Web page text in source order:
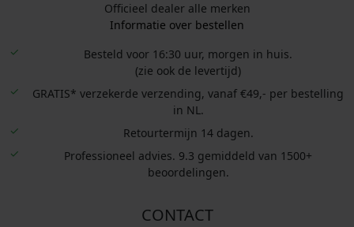
Officieel dealer alle merken
Informatie over bestellen
Besteld voor 16:30 uur, morgen in huis.
(zie ook de levertijd)
GRATIS* verzekerde verzending, vanaf €49,- per bestelling
in NL.
Retourtermijn 14 dagen.
Professioneel advies. 9.3 gemiddeld van 1500+
beoordelingen.
CONTACT